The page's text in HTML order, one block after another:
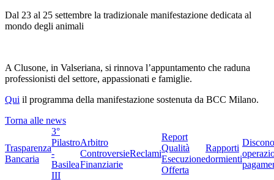
Dal 23 al 25 settembre la tradizionale manifestazione dedicata al
mondo degli animali
A Clusone, in Valseriana, si rinnova l’appuntamento che raduna
professionisti del settore, appassionati e famiglie.
Qui il programma della manifestazione sostenuta da BCC Milano.
Torna alle news
Trasparenza
Bancaria
3°
Pilastro
-
Basilea
III
Arbitro
Controversie
Finanziarie
Reclami
Report
Qualità
Esecuzione
Offerta
Rapporti
dormienti